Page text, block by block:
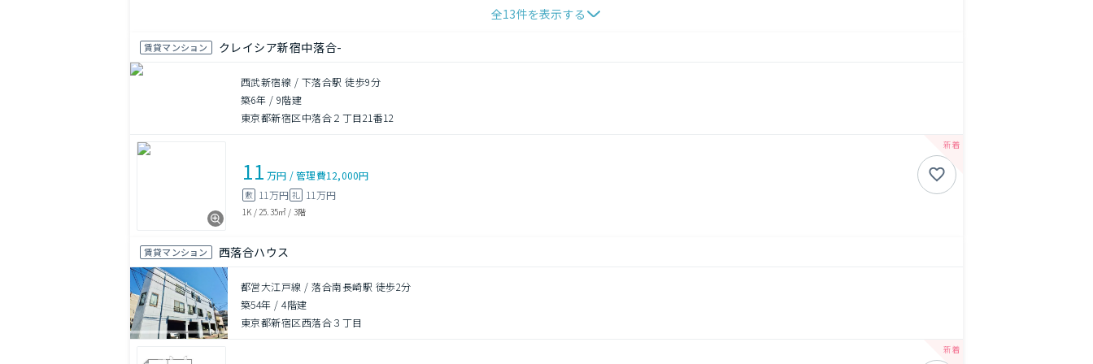
全13件を表示する
賃貸マンション クレイシア新宿中落合-
西武新宿線 / 下落合駅 徒歩9分
築6年 / 9階建
東京都新宿区中落合２丁目21番12
11 万円 /管理費12,000円
敷 11万円 礼 11万円
1K / 25.35㎡ / 3階
賃貸マンション 西落合ハウス
都営大江戸線 / 落合南長崎駅 徒歩2分
築54年 /4階建
東京都新宿区西落合３丁目